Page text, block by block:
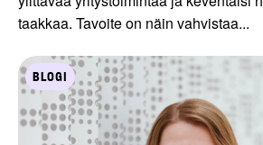
taakkaa. Tavoite on näin vahvistaa...
BLOGI